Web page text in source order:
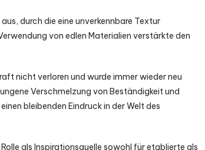
durch die eine unverkennbare Textur
von edlen Materialien verstärkte den
nicht verloren und wurde immer wieder neu
Verschmelzung von Beständigkeit und
bleibenden Eindruck in der Welt des
als Inspirationsquelle sowohl für etablierte als